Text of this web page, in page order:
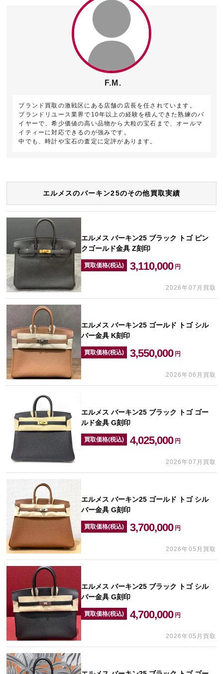
F.M.
ブランド買取の激戦区にある店舗の店長を任されています。
ブランドリユース業界で10年以上の経験を積んできた熟練のバ
イヤーで、希少価値の高い品物から大粒の宝石まで、オールマ
イティーに対応できるのが強みです。
中でも、時計や宝石の査定に定評があります。
エルメスのバーキン25のその他買取実績
エルメス バーキン25 ブラック トゴ ピン
クゴールド金具 Z刻印
買取価格(税込) 3,110,000 円
2026年07月買取
エルメス バーキン25 ゴールド トゴ シル
バー金具 K刻印
買取価格(税込) 3,550,000 円
2026年06月買取
エルメス バーキン25 ブラック トゴ ゴー
ルド金具 G刻印
買取価格(税込) 4,025,000 円
2026年07月買取
エルメス バーキン25 ゴールド トゴ シル
バー金具 G刻印
買取価格(税込) 3,700,000 円
2026年05月買取
エルメス バーキン25 ブラック トゴ シル
バー金具 G刻印
買取価格(税込) 4,700,000 円
2026年05月買取